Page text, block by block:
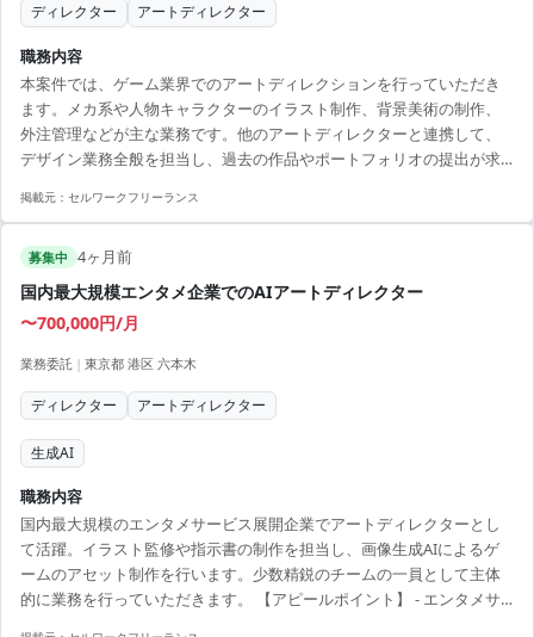
ディレクター アートディレクター
職務内容
本案件では、ゲーム業界でのアートディレクションを行っていただき
ます。メカ系や人物キャラクターのイラスト制作、背景美術の制作、
外注管理などが主な業務です。他のアートディレクターと連携して、
デザイン業務全般を担当し、過去の作品やポートフォリオの提出が求
やアートディレクション ・背景美術の制作やアートディレクション ・
ゲーム業界のプロジェクトに参加可能 ・週2日までのリモートで柔軟な
働き方 ・70万円の高単価が期待できる案件 ・チームと連携して幅広い
掲載元： セルワークフリーランス
募集中 4ヶ月前
国内最大規模エンタメ企業でのAIアートディレクター
〜700,000円/月
業務委託 | 東京都 港区 六本木
ディレクター アートディレクター
生成AI
職務内容
国内最大規模のエンタメサービス展開企業でアートディレクターとし
て活躍。イラスト監修や指示書の制作を担当し、画像生成AIによるゲ
ームのアセット制作を行います。少数精鋭のチームの一員として主体
的に業務を行っていただきます。 【アピールポイント】 - エンタメサ